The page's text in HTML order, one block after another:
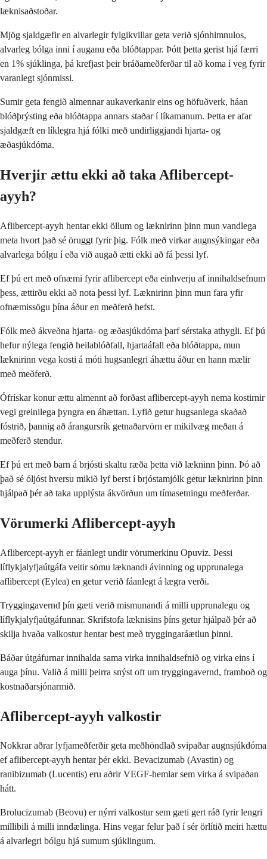
læknisaðstoðar.
Mjög sjaldgæfir en alvarlegir fylgikvillar geta verið sjónhimnulos,
alvarleg bólga inni í auganu eða blóðtappar. Þótt þetta gerist hjá færri
en 1% sjúklinga, þá krefjast þeir bráðameðferðar til að koma í veg fyrir
varanlegt sjónmissi.
Sumir geta fengið almennar aukaverkanir eins og höfuðverk, háan
blóðþrýsting eða blóðtappa annars staðar í líkamanum. Þetta er afar
sjaldgæft en líklegra hjá fólki með undirliggjandi hjarta- og
æðasjúkdóma.
Hverjir ættu ekki að taka Aflibercept-
ayyh?
Aflibercept-ayyh hentar ekki öllum og læknirinn þinn mun vandlega
meta hvort það sé öruggt fyrir þig. Fólk með virkar augnsýkingar eða
alvarlega bólgu í eða við augað ætti ekki að fá þessi lyf.
Ef þú ert með ofnæmi fyrir aflibercept eða einhverju af innihaldsefnum
þess, ættirðu ekki að nota þessi lyf. Læknirinn þinn mun fara yfir
ofnæmissögu þína áður en meðferð hefst.
Fólk með ákveðna hjarta- og æðasjúkdóma þarf sérstaka athygli. Ef þú
hefur nýlega fengið heilablóðfall, hjartaáfall eða blóðtappa, mun
læknirinn vega kosti á móti hugsanlegri áhættu áður en hann mælir
með meðferð.
Ófrískar konur ættu almennt að forðast aflibercept-ayyh nema kostirnir
vegi greinilega þyngra en áhættan. Lyfið getur hugsanlega skaðað
fóstrið, þannig að árangursrík getnaðarvörn er mikilvæg meðan á
meðferð stendur.
Ef þú ert með barn á brjósti skaltu ræða þetta við lækninn þinn. Þó að
það sé óljóst hversu mikið lyf berst í brjóstamjólk getur læknirinn þinn
hjálpað þér að taka upplýsta ákvörðun um tímasetningu meðferðar.
Vörumerki Aflibercept-ayyh
Aflibercept-ayyh er fáanlegt undir vörumerkinu Opuviz. Þessi
líflykjalyfjaútgáfa veitir sömu læknandi ávinning og upprunalega
aflibercept (Eylea) en getur verið fáanlegt á lægra verði.
Tryggingavernd þín gæti verið mismunandi á milli upprunalegu og
líflykjalyfjaútgáfunnar. Skrifstofa læknisins þíns getur hjálpað þér að
skilja hvaða valkostur hentar best með tryggingaráætlun þinni.
Báðar útgáfurnar innihalda sama virka innihaldsefnið og virka eins í
auga þínu. Valið á milli þeirra snýst oft um tryggingavernd, framboð og
kostnaðarsjónarmið.
Aflibercept-ayyh valkostir
Nokkrar aðrar lyfjameðferðir geta meðhöndlað svipaðar augnsjúkdóma
ef aflibercept-ayyh hentar þér ekki. Bevacizumab (Avastin) og
ranibizumab (Lucentis) eru aðrir VEGF-hemlar sem virka á svipaðan
hátt.
Brolucizumab (Beovu) er nýrri valkostur sem gæti gert ráð fyrir lengri
millibili á milli inndælinga. Hins vegar felur það í sér örlítið meiri hættu
á alvarlegri bólgu hjá sumum sjúklingum.